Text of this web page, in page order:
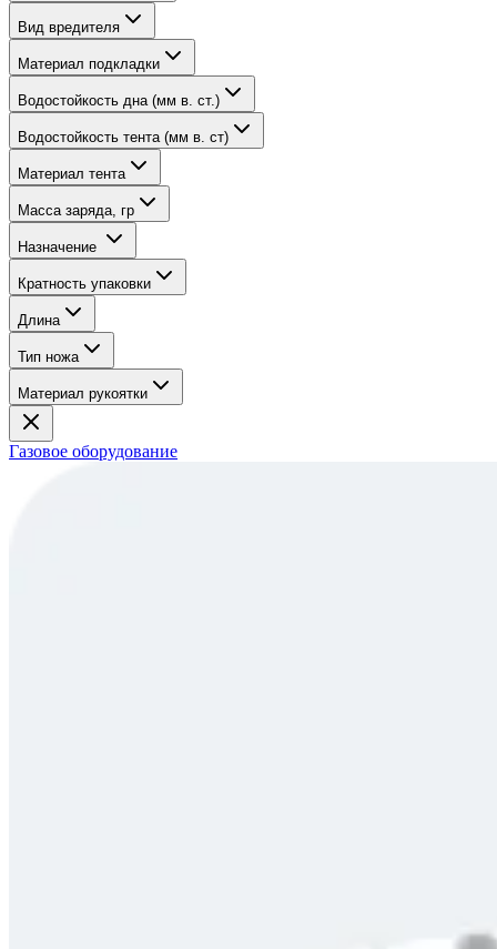
Вид вредителя
Материал подкладки
Водостойкость дна (мм в. ст.)
Водостойкость тента (мм в. ст)
Материал тента
Масса заряда, гр
Назначение
Кратность упаковки
Длина
Тип ножа
Материал рукоятки
Газовое оборудование